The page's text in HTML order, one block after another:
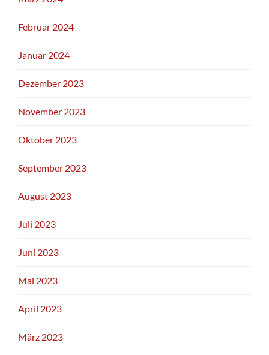
Februar 2024
Januar 2024
Dezember 2023
November 2023
Oktober 2023
September 2023
August 2023
Juli 2023
Juni 2023
Mai 2023
April 2023
März 2023